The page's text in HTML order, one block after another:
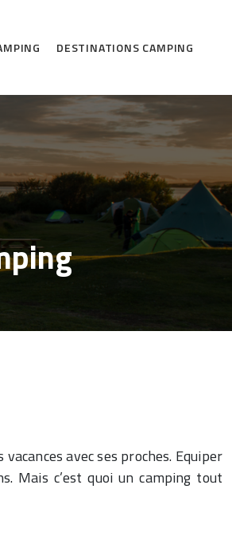
DESTINATIONS CAMPING
avec ses proches. Equiper
Mais c’est quoi un camping tout